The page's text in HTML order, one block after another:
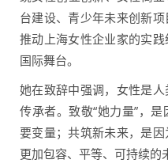
台建设、青少年未来创新
推动上海女性企业家的实
国际舞台。
她在致辞中强调，女性是
传承者。致敬“她力量”，
要变量；共筑新未来，是
更加包容、平等、可持续的